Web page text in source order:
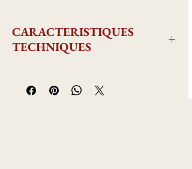
CARACTERISTIQUES
TECHNIQUES
format A4